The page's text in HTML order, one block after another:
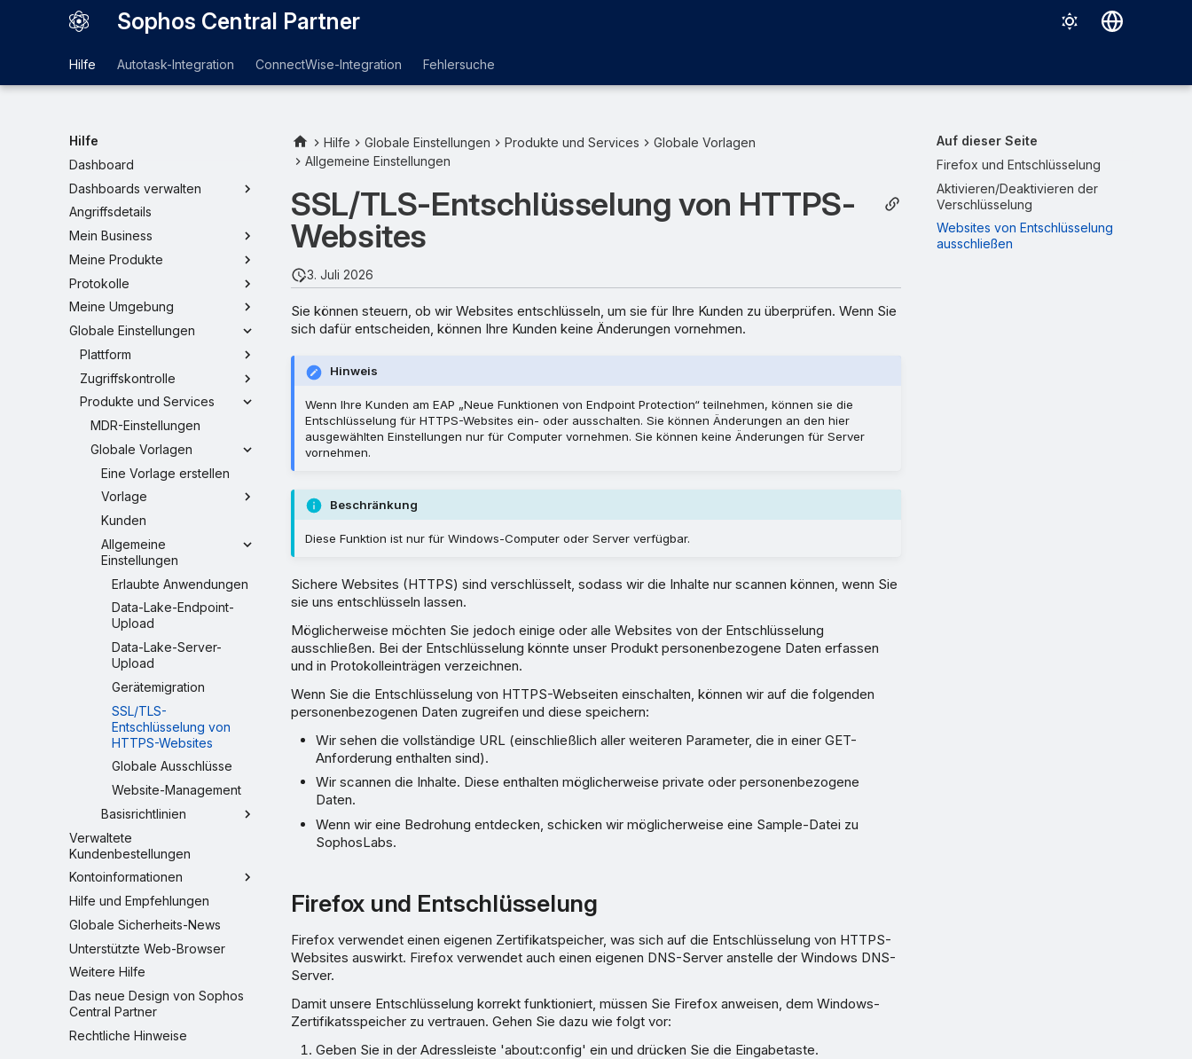
Sophos Central Partner
Français
Italiano
日本語
Hilfe Autotask-Integration ConnectWise-Integration Fehlersuche
Hilfe
Dashboard
Dashboards verwalten
Angriffsdetails
Mein Business
Meine Produkte
Protokolle
Meine Umgebung
Globale Einstellungen
Plattform
Zugriffskontrolle
Produkte und Services
MDR-Einstellungen
Globale Vorlagen
Eine Vorlage erstellen
Vorlage
Kunden
Allgemeine
Einstellungen
Erlaubte Anwendungen
Data-Lake-Endpoint-
Upload
Data-Lake-Server-
Upload
Gerätemigration
SSL/TLS-
Entschlüsselung von
HTTPS-Websites
Globale Ausschlüsse
Website-Management
Basisrichtlinien
Verwaltete
Kundenbestellungen
Kontoinformationen
Hilfe und Empfehlungen
Globale Sicherheits-News
Unterstützte Web-Browser
Weitere Hilfe
Das neue Design von Sophos
Central Partner
Rechtliche Hinweise
Auf dieser Seite
Firefox und Entschlüsselung
Aktivieren/Deaktivieren der
Verschlüsselung
Websites von Entschlüsselung
ausschließen
Hilfe Globale Einstellungen Produkte und Services
Globale Vorlagen
Allgemeine Einstellungen
SSL/TLS-Entschlüsselung von HTTPS-
Websites
3. Juli 2026
Sie können steuern, ob wir Websites entschlüsseln, um sie für Ihre Kunden zu überprüfen. Wenn Sie
sich dafür entscheiden, können Ihre Kunden keine Änderungen vornehmen.
Hinweis
Wenn Ihre Kunden am EAP „Neue Funktionen von Endpoint Protection“ teilnehmen, können sie die
Entschlüsselung für HTTPS-Websites ein- oder ausschalten. Sie können Änderungen an den hier
ausgewählten Einstellungen nur für Computer vornehmen. Sie können keine Änderungen für Server
vornehmen.
Beschränkung
Diese Funktion ist nur für Windows-Computer oder Server verfügbar.
Sichere Websites (HTTPS) sind verschlüsselt, sodass wir die Inhalte nur scannen können, wenn Sie
sie uns entschlüsseln lassen.
Möglicherweise möchten Sie jedoch einige oder alle Websites von der Entschlüsselung
ausschließen. Bei der Entschlüsselung könnte unser Produkt personenbezogene Daten erfassen
und in Protokolleinträgen verzeichnen.
Wenn Sie die Entschlüsselung von HTTPS-Webseiten einschalten, können wir auf die folgenden
personenbezogenen Daten zugreifen und diese speichern:
Wir sehen die vollständige URL (einschließlich aller weiteren Parameter, die in einer GET-
Anforderung enthalten sind).
Wir scannen die Inhalte. Diese enthalten möglicherweise private oder personenbezogene
Daten.
Wenn wir eine Bedrohung entdecken, schicken wir möglicherweise eine Sample-Datei zu
SophosLabs.
Firefox und Entschlüsselung
Firefox verwendet einen eigenen Zertifikatspeicher, was sich auf die Entschlüsselung von HTTPS-
Websites auswirkt. Firefox verwendet auch einen eigenen DNS-Server anstelle der Windows DNS-
Server.
Damit unsere Entschlüsselung korrekt funktioniert, müssen Sie Firefox anweisen, dem Windows-
Zertifikatsspeicher zu vertrauen. Gehen Sie dazu wie folgt vor:
Geben Sie in der Adressleiste 'about:config' ein und drücken Sie die Eingabetaste.